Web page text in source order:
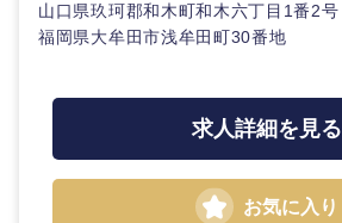
甲信越・北陸
山口県玖珂郡和木町和木六丁目1番2号
福岡県大牟田市浅牟田町30番地
求人詳細を見る
お気に入り